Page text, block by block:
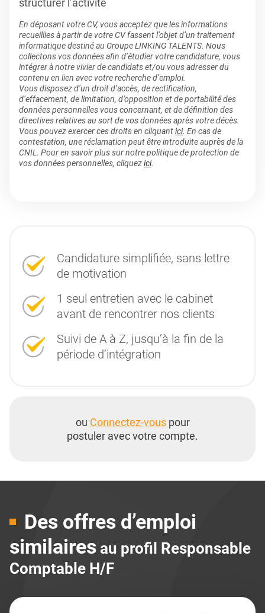
structurer l’activité
En déposant votre CV, vous acceptez que les informations
recueillies à partir de votre CV fassent l’objet d’un traitement
informatique destiné au Groupe LINKING TALENTS. Nous
collectons vos données afin d’étudier votre candidature, vous
intégrer à notre vivier de candidats et/ou vous adresser du
contenu en lien avec votre recherche d’emploi.
Vous disposez d’un droit d’accès, de rectification,
d’effacement, de limitation, d’opposition et de portabilité des
données personnelles vous concernant, et de définition des
directives relatives au sort de vos données après votre décès.
Vous pouvez exercer ces droits en cliquantici. En cas de
contestation, une réclamation peut être introduite auprès de la
CNIL. Pour en savoir plus sur notre politique de protection de
vos données personnelles, cliquezici.
Candidature simplifiée, sans lettre
de motivation
1 seul entretien avec le cabinet
avant de rencontrer nos clients
Suivi de A à Z, jusqu’à la fin de la
période d’intégration
ou Connectez-vouspour
postuler avec votre compte.
Des offres d’emploi
similaires au profil Responsable
Comptable H/F